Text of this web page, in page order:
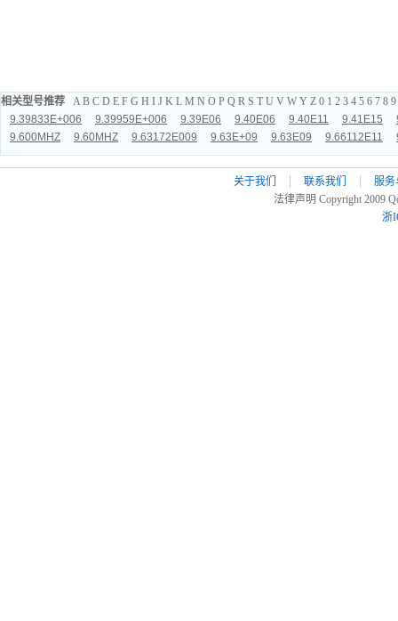
相关型号推荐 A B C D E F G H I J K L M N O P Q R S T U V W Y Z 0 1 2 3 4 5 6 7 8 9
9.39833E+006
9.39959E+006 9.39E06 9.40E06 9.40E11 9.41E15
9.600MHZ
9.60MHZ 9.63172E009 9.63E+09 9.63E09 9.66112E11
关于我们 联系我们
服务
法律声明 Copyright 2009
浙